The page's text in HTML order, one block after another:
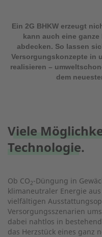
Ein 2G BHKW erzeugt
kann auch eine ganze
abdecken. So lassen
Versorgungskonzepte in
realisieren –
dem
Viele
Technologie.
Ob CO2-Düngung in
klimaneutraler Energie
vielfältigen
Versorgungsszenarien
dabei nahtlos in
das Herzstück eines ganz